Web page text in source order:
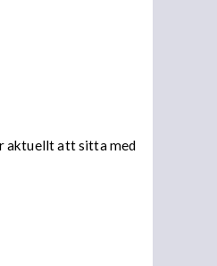
aktuellt att sitta med